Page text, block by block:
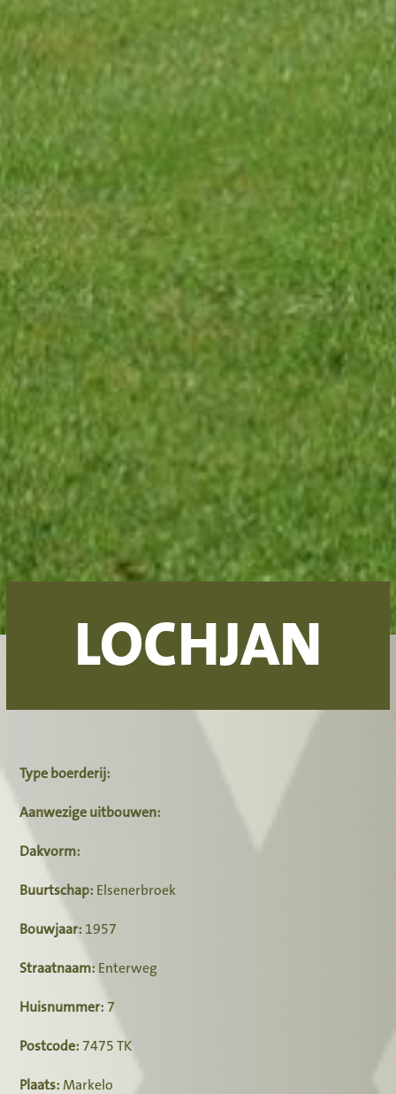
LOCHJAN
Type boerderij:
Aanwezige uitbouwen:
Dakvorm:
Buurtschap: Elsenerbroek
Bouwjaar: 1957
Straatnaam: Enterweg
Huisnummer: 7
Postcode: 7475 TK
Plaats: Markelo